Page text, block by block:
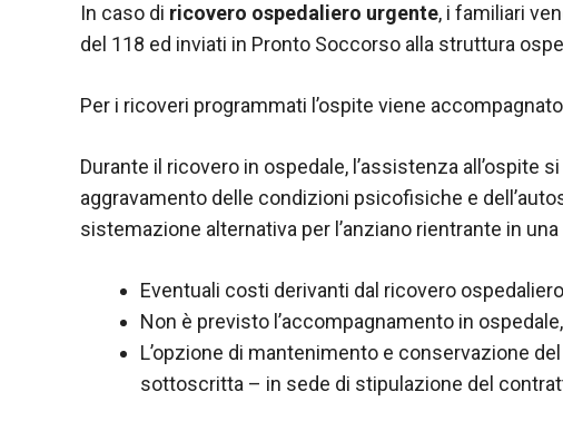
In caso di ricovero ospedaliero urgente, i familiari
del 118 ed inviati in Pronto Soccorso alla struttura
Per i ricoveri programmati l’ospite viene
Durante il ricovero in ospedale, l’assistenza
aggravamento delle condizioni psicofisiche e
sistemazione alternativa per l’anziano rientrante in
Eventuali costi derivanti dal ricovero
Non è previsto l’accompagnamento in
L’opzione di mantenimento e conservazione
sottoscritta – in sede di stipulazione del